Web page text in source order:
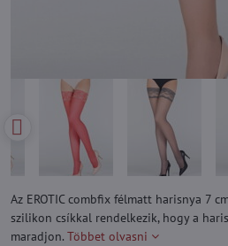
Az EROTIC combfix félmatt harisnya 7
szilikon csíkkal rendelkezik, hogy a
maradjon. Többet olvasni